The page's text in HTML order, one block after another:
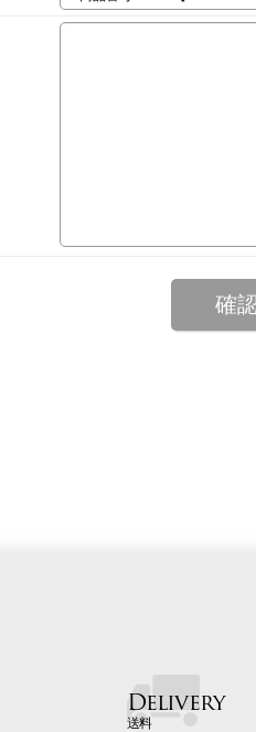
Delivery
送料